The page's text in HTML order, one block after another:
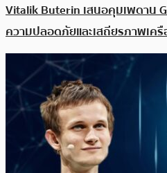
Vitalik Buterin เสนอคุมเพดาน
ความปลอดภัยและเสถียรภาพเค